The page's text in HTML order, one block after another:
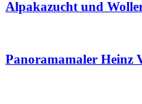
Alpakazucht und
Panoramamaler Heinz